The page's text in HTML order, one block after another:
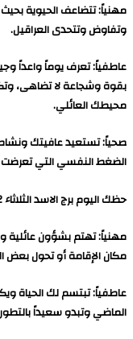
مهنياً: تتضاعف الحيوية
وتفاوض وتتحدى العراقيل.
عاطفياً: تعرف يوماً واعداً
بقوة وشجاعة لا تضاهى،
محيطك العائلي.
صحياً: تستعيد عافيتك
الضغط النفسي التي تعرضت
حظك اليوم برج الاسد الثلاثاء 22-10-2024
مهنياً: تهتم بشؤون عائلية
مكان الإقامة أو تحول
عاطفياً: تبتسم لك الحياة
الماضي وتبدو سعيداً